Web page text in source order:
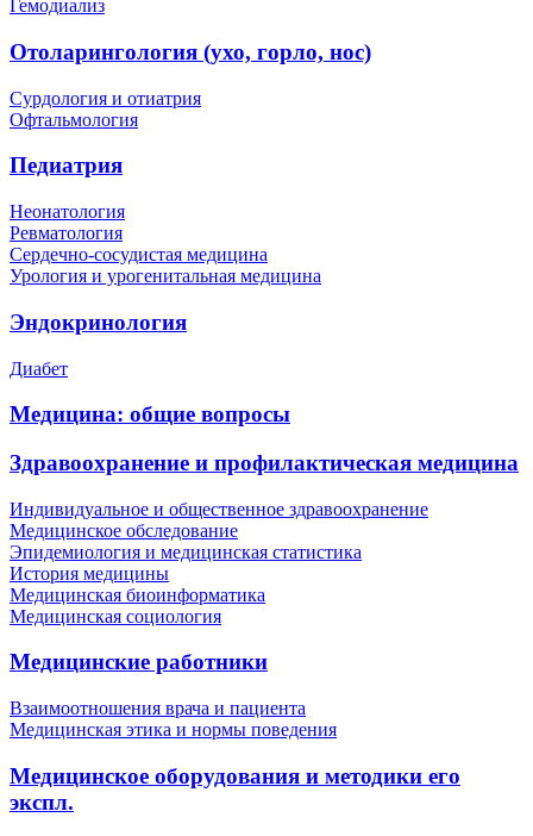
Гемодиализ
Отоларингология (ухо, горло, нос)
Сурдология и отиатрия
Офтальмология
Педиатрия
Неонатология
Ревматология
Сердечно-сосудистая медицина
Урология и урогенитальная медицина
Эндокринология
Диабет
Медицина: общие вопросы
Здравоохранение и профилактическая медицина
Индивидуальное и общественное здравоохранение
Медицинское обследование
Эпидемиология и медицинская статистика
История медицины
Медицинская биоинформатика
Медицинская социология
Медицинские работники
Взаимоотношения врача и пациента
Медицинская этика и нормы поведения
Медицинское оборудования и методики его
экспл.